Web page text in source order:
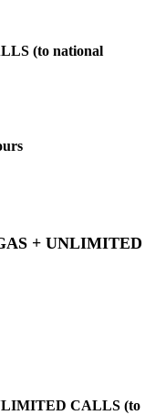
(to national
+ UNLIMITED
CALLS (to